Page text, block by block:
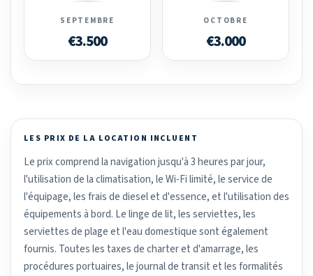
SEPTEMBRE
€3.500
OCTOBRE
€3.000
LES PRIX DE LA LOCATION INCLUENT
Le prix comprend la navigation jusqu'à 3 heures par jour,
l'utilisation de la climatisation, le Wi-Fi limité, le service de
l'équipage, les frais de diesel et d'essence, et l'utilisation des
équipements à bord. Le linge de lit, les serviettes, les
serviettes de plage et l'eau domestique sont également
fournis. Toutes les taxes de charter et d'amarrage, les
procédures portuaires, le journal de transit et les formalités